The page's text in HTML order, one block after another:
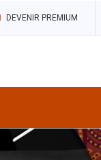
DEVENIR PREMIUM